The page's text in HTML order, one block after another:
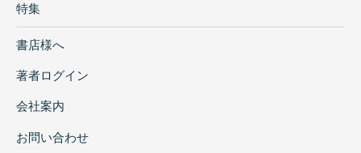
特集
書店様へ
著者ログイン
会社案内
お問い合わせ